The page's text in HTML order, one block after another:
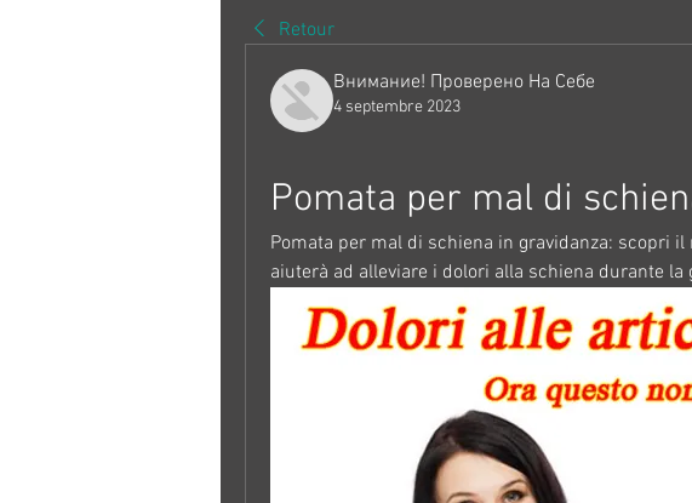
Retour
Внимание! Проверено На Себе
4 septembre 2023
Pomata per mal di
Pomata per mal di schiena in gravidanza: scopri
aiuterà ad alleviare i dolori alla schiena durante la